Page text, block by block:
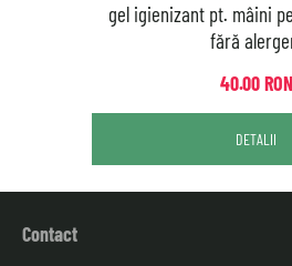
gel igienizant pt. mâini
fără
40.00 RON
DETALII
Contact